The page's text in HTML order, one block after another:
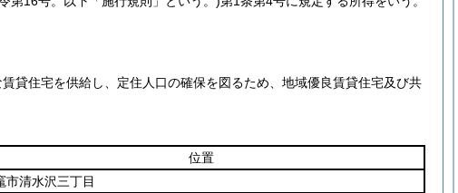
貸住宅を供給し、定住人口の確保を図るため、地域優良賃貸住宅及び共
位置
市清水沢三丁目